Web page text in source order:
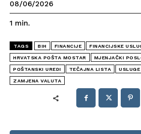
08/06/2026
1 min.
TAGS BIH FINANCIJE FINANCIJSKE
HRVATSKA POŠTA MOSTAR MJENJAČKI
POŠTANSKI UREDI TEČAJNA LISTA
ZAMJENA VALUTA